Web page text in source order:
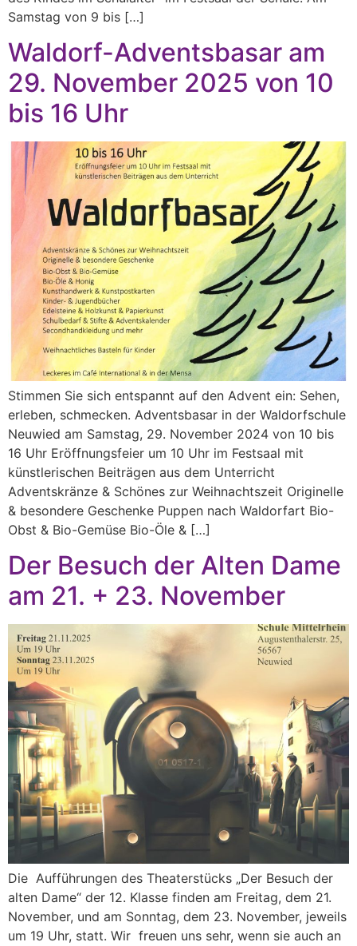
Samstag von 9 bis […]
Waldorf-Adventsbasar am
29. November 2025 von 10
bis 16 Uhr
Stimmen Sie sich entspannt auf den Advent ein: Sehen,
erleben, schmecken. Adventsbasar in der Waldorfschule
Neuwied am Samstag, 29. November 2024 von 10 bis
16 Uhr Eröffnungsfeier um 10 Uhr im Festsaal mit
künstlerischen Beiträgen aus dem Unterricht
Adventskränze & Schönes zur Weihnachtszeit Originelle
& besondere Geschenke Puppen nach Waldorfart Bio-
Obst & Bio-Gemüse Bio-Öle & […]
Der Besuch der Alten Dame
am 21. + 23. November
Die Aufführungen des Theaterstücks „Der Besuch der
alten Dame“ der 12. Klasse finden am Freitag, dem 21.
November, und am Sonntag, dem 23. November, jeweils
um 19 Uhr, statt. Wir freuen uns sehr, wenn sie auch an